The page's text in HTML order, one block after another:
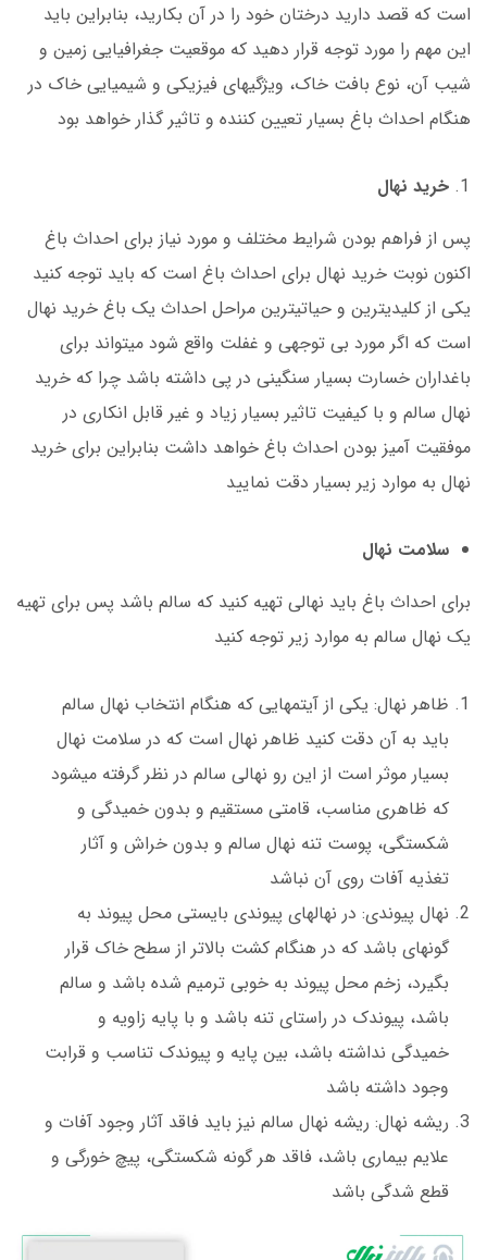
است که قصد دارید درختان خود را در آن بکارید، بنابراین باید
این مهم را مورد توجه قرار دهید که موقعیت جغرافیایی زمین و
شیب آن، نوع بافت خاک، ویژگی­های فیزیکی و شیمیایی خاک در
هنگام احداث باغ بسیار تعیین کننده و تاثیر گذار خواهد بود
خرید نهال
پس از فراهم بودن شرایط مختلف و مورد نیاز برای احداث باغ
اکنون نوبت خرید نهال برای احداث باغ است که باید توجه کنید
یکی از کلیدی­ترین و حیاتی­ترین مراحل احداث یک باغ خرید نهال
است که اگر مورد بی توجهی و غفلت واقع شود می­تواند برای
باغداران خسارت بسیار سنگینی در پی داشته باشد چرا که خرید
نهال سالم و با کیفیت تاثیر بسیار زیاد و غیر قابل انکاری در
موفقیت آمیز بودن احداث باغ خواهد داشت بنابراین برای خرید
نهال به موارد زیر بسیار دقت نمایید
سلامت نهال
برای احداث باغ باید نهالی تهیه کنید که سالم باشد پس برای تهیه
یک نهال سالم به موارد زیر توجه کنید
ظاهر نهال: یکی از آیتم­هایی که هنگام انتخاب نهال سالم
باید به آن دقت کنید ظاهر نهال است که در سلامت نهال
بسیار موثر است از این رو نهالی سالم در نظر گرفته می­شود
که ظاهری مناسب، قامتی مستقیم و بدون خمیدگی و
شکستگی، پوست تنه نهال سالم و بدون خراش و آثار
تغذیه آفات روی آن نباشد
نهال پیوندی: در نهال­های پیوندی بایستی محل پیوند به
گونه­ای باشد که در هنگام کشت بالاتر از سطح خاک قرار
بگیرد، زخم محل پیوند به خوبی ترمیم شده باشد و سالم
باشد، پیوندک در راستای تنه باشد و با پایه زاویه و
خمیدگی نداشته باشد، بین پایه و پیوندک تناسب و قرابت
وجود داشته باشد
ریشه نهال: ریشه نهال سالم نیز باید فاقد آثار وجود آفات و
علایم بیماری باشد، فاقد هر گونه شکستگی، پیچ خورگی و
قطع شدگی باشد